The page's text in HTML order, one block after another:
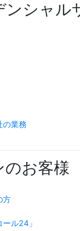
シャル
の業務
のお客様
方
ル24」